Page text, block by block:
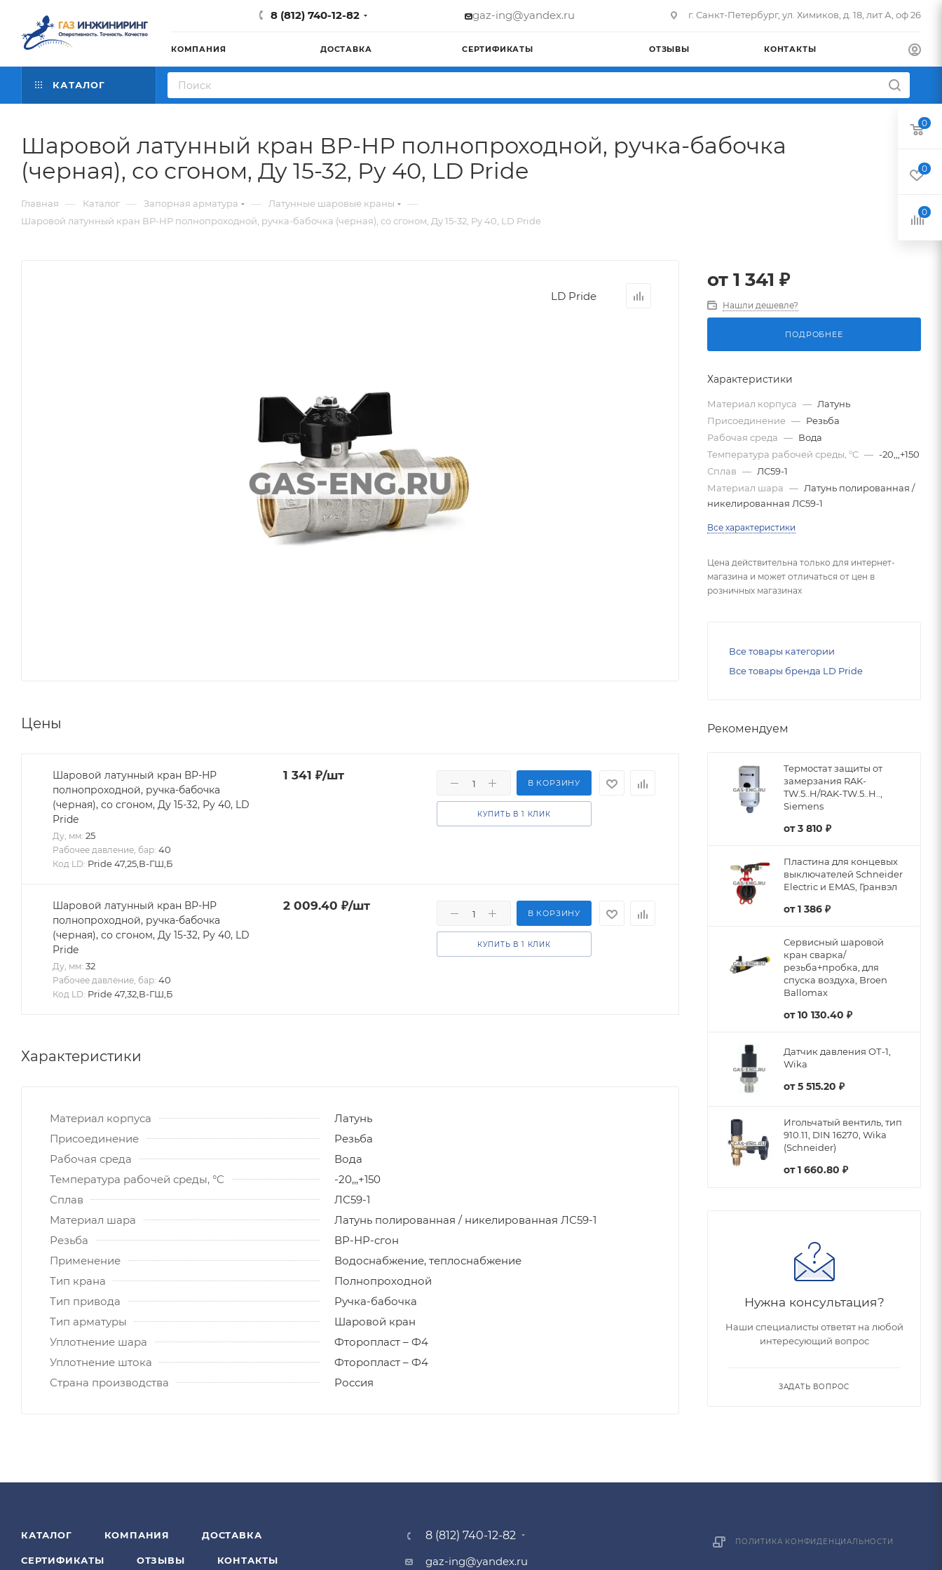
8 (812) 740-12-82 gaz-ing@yandex.ru г. Санкт-Петербург, ул. Химиков, д. 18, лит А, оф 26
КОМПАНИЯ ДОСТАВКА СЕРТИФИКАТЫ ОТЗЫВЫ КОНТАКТЫ
КАТАЛОГ
Шаровой латунный кран ВР-НР полнопроходной, ручка-бабочка
(черная), со сгоном, Ду 15-32, Ру 40, LD Pride
Главная — Каталог — Запорная арматура — Латунные шаровые краны —
Шаровой латунный кран ВР-НР полнопроходной, ручка-бабочка (черная), со сгоном, Ду 15-32, Ру 40, LD Pride
LD Pride
Цены
Шаровой латунный кран ВР-НР
полнопроходной, ручка-бабочка
(черная), со сгоном, Ду 15-32, Ру 40, LD
Pride
Ду, мм: 25
Рабочее давление, бар: 40
Код LD: Pride 47,25,В-ГШ,Б
1 341 ₽/шт
В КОРЗИНУ
КУПИТЬ В 1 КЛИК
Шаровой латунный кран ВР-НР
полнопроходной, ручка-бабочка
(черная), со сгоном, Ду 15-32, Ру 40, LD
Pride
Ду, мм: 32
Рабочее давление, бар: 40
Код LD: Pride 47,32,В-ГШ,Б
2 009.40 ₽/шт
В КОРЗИНУ
КУПИТЬ В 1 КЛИК
Характеристики
Материал корпуса
Латунь
Присоединение
Резьба
Рабочая среда
Вода
Температура рабочей среды, °C
-20,,,+150
Сплав
ЛС59-1
Материал шара
Латунь полированная / никелированная ЛС59-1
Резьба
ВР-НР-сгон
Применение
Водоснабжение, теплоснабжение
Тип крана
Полнопроходной
Тип привода
Ручка-бабочка
Тип арматуры
Шаровой кран
Уплотнение шара
Фторопласт – Ф4
Уплотнение штока
Фторопласт – Ф4
Страна производства
Россия
от 1 341 ₽
Нашли дешевле?
ПОДРОБНЕЕ
Характеристики
Материал корпуса — Латунь
Присоединение — Резьба
Рабочая среда — Вода
Температура рабочей среды, °C — -20,,,+150
Сплав — ЛС59-1
Материал шара — Латунь полированная /
никелированная ЛС59-1
Все характеристики
Цена действительна только для интернет-
магазина и может отличаться от цен в
розничных магазинах
Все товары категории
Все товары бренда LD Pride
Рекомендуем
Термостат защиты от
замерзания RAK-
TW.5..H/RAK-TW.5..H..,
Siemens
от3 810 ₽
Пластина для концевых
выключателей Schneider
Electric и EMAS, Гранвэл
от1 386 ₽
Сервисный шаровой
кран сварка/
резьба+пробка, для
спуска воздуха, Broen
Ballomax
от10 130.40 ₽
Датчик давления ОТ-1,
Wika
от5 515.20 ₽
Игольчатый вентиль, тип
910.11, DIN 16270, Wika
(Schneider)
от1 660.80 ₽
Нужна консультация?
Наши специалисты ответят на любой
интересующий вопрос
ЗАДАТЬ ВОПРОС
КАТАЛОГ КОМПАНИЯ ДОСТАВКА
СЕРТИФИКАТЫ ОТЗЫВЫ КОНТАКТЫ
8 (812) 740-12-82
gaz-ing@yandex.ru
ПОЛИТИКА КОНФИДЕНЦИАЛЬНОСТИ
0
0
0